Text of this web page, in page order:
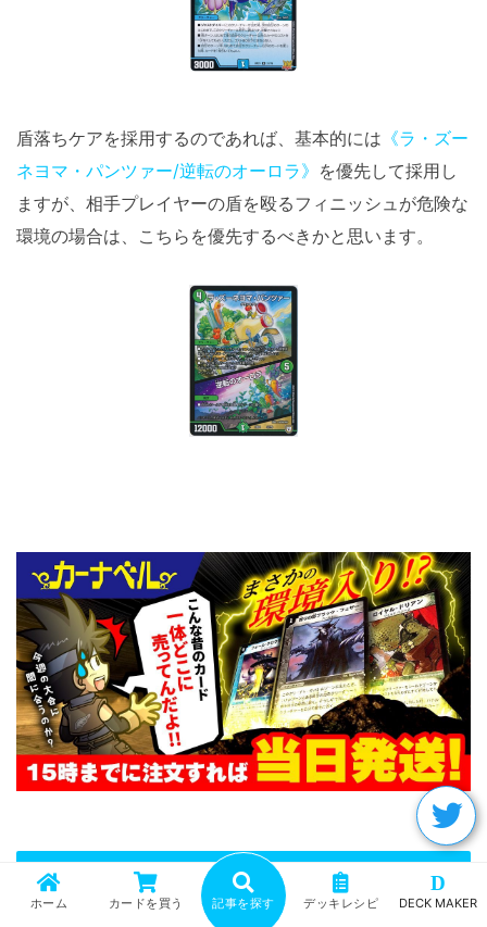
盾落ちケアを採用するのであれば、基本的には 《ラ・ズー
ネヨマ・パンツァー/逆転のオーロラ》 を優先して採用し
ますが、相手プレイヤーの盾を殴るフィニッシュが危険な
環境の場合は、こちらを優先するべきかと思います。
【青緑タマシード】回し方
ホーム カードを買う 記事を探す デッキレシピ
D
DECK MAKER